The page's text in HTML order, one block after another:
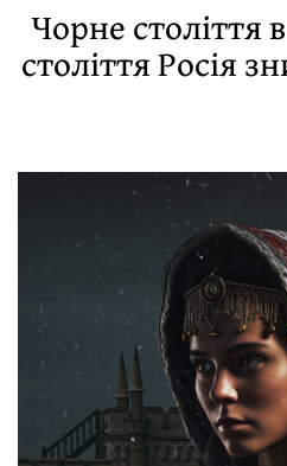
Чорне століття
століття Росія